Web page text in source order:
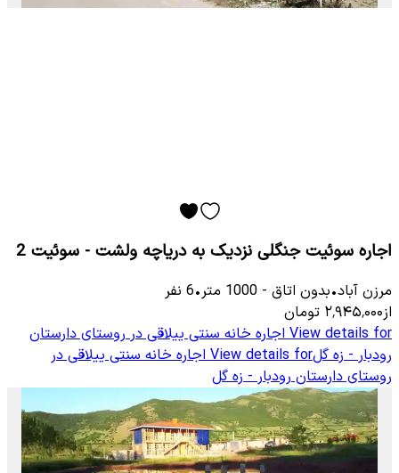
اجاره سوئیت جنگلی نزدیک به دریاچه ولشت - سوئیت 2
مرزن آباد•بدون اتاق -
1000 متر•
6 نفر
از۲٬۹۴۵٬۰۰۰ تومان
View details for اجاره خانه سنتی ییلاقی در روستای دارستان
رودبار - زه گلView details for اجاره خانه سنتی ییلاقی در
روستای دارستان رودبار - زه گل